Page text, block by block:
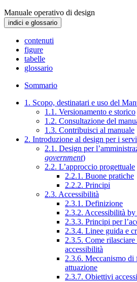
Manuale operativo di design
indici e glossario
contenuti
figure
tabelle
glossario
Sommario
1. Scopo, destinatari e uso del
1.1. Versionamento e storico
1.2. Consultazione del
1.3. Contribuisci al manuale
2. Introduzione al design per i
2.1. Design per
government)
2.2. L’approccio progettuale
2.2.1. Buone pratiche
2.2.2. Principi
2.3. Accessibilità
2.3.1. Definizione
2.3.2. Accessibilità by
2.3.3. Principi per
2.3.4. Linee guida e
2.3.5. Come
accessibilità
2.3.6. Meccanismo di
attuazione
2.3.7. Obiettivi